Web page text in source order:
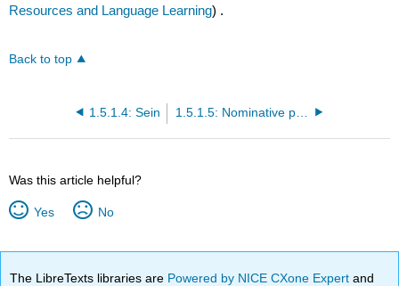
Resources and Language Learning) .
Back to top
1.5.1.4: Sein
Was this article helpful?
Yes No
The LibreTexts libraries are Powered by NICE CXone Expertand